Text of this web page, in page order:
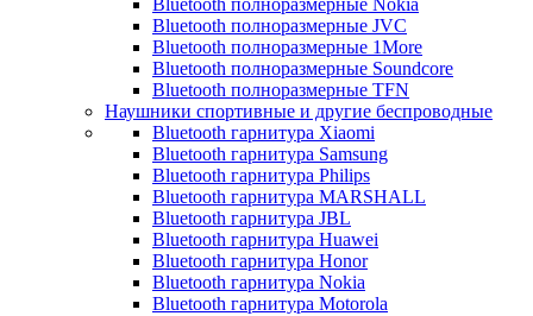
Bluetooth полноразмерные Nokia
Bluetooth полноразмерные JVC
Bluetooth полноразмерные 1More
Bluetooth полноразмерные Soundcore
Bluetooth полноразмерные TFN
Наушники спортивные и другие беспроводные
Bluetooth гарнитура Xiaomi
Bluetooth гарнитура Samsung
Bluetooth гарнитура Philips
Bluetooth гарнитура MARSHALL
Bluetooth гарнитура JBL
Bluetooth гарнитура Huawei
Bluetooth гарнитура Honor
Bluetooth гарнитура Nokia
Bluetooth гарнитура Motorola